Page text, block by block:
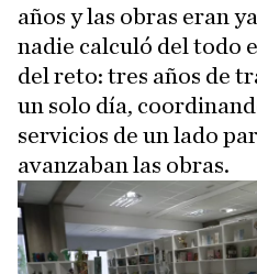
años y las obras eran
nadie calculó del todo
del reto: tres años de
un solo día,
servicios de un lado
avanzaban las obras.